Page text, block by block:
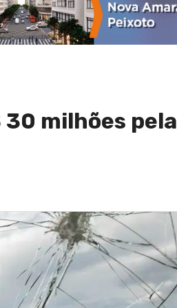
30 milhões pela